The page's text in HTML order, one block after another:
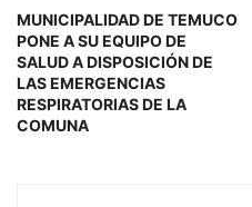
MUNICIPALIDAD DE TEMUCO
PONE A SU EQUIPO DE
SALUD A DISPOSICIÓN DE
LAS EMERGENCIAS
RESPIRATORIAS DE LA
COMUNA